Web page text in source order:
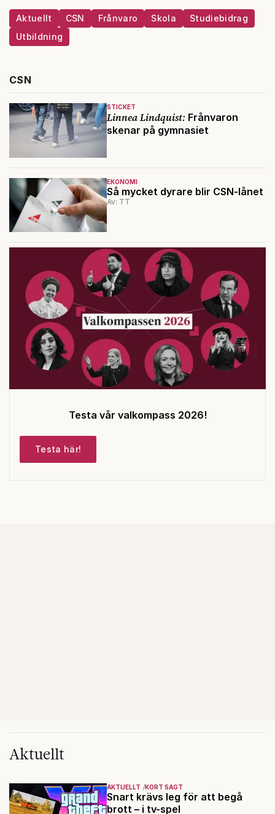
Aktuellt CSN Frånvaro Skola
Studiebidrag
Utbildning
CSN
STICKET
Linnea Lindquist: Frånvaron
skenar på gymnasiet
EKONOMI
Så mycket dyrare blir CSN-lånet
Av: TT
Testa vår valkompass 2026!
Testa här!
Aktuellt
AKTUELLT KORT SAGT
Snart krävs leg för att begå
brott – i tv-spel